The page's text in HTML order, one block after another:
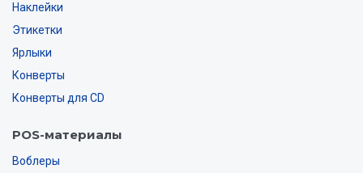
Наклейки
Этикетки
Ярлыки
Конверты
Конверты для CD
POS-материалы
Воблеры